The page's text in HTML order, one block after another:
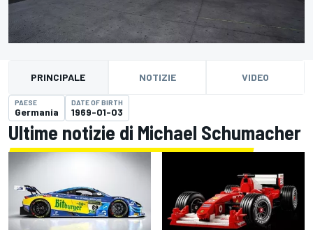
PRINCIPALE NOTIZIE VIDEO
PAESE
Germania
DATE OF BIRTH
1969-01-03
Ultime notizie di Michael Schumacher